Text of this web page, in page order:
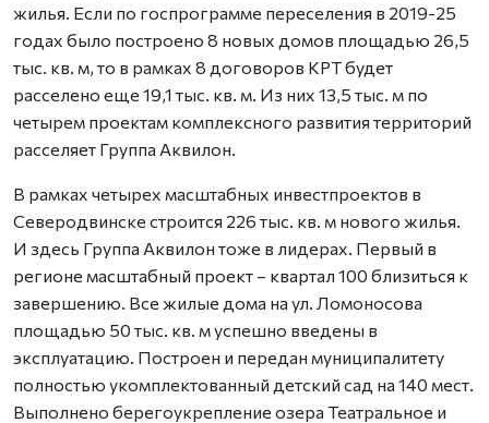
жилья. Если по госпрограмме переселения в 2019-25
годах было построено 8 новых домов площадью 26,5
тыс. кв. м, то в рамках 8 договоров КРТ будет
расселено еще 19,1 тыс. кв. м. Из них 13,5 тыс. м по
четырем проектам комплексного развития территорий
расселяет Группа Аквилон.
В рамках четырех масштабных инвестпроектов в
Северодвинске строится 226 тыс. кв. м нового жилья.
И здесь Группа Аквилон тоже в лидерах. Первый в
регионе масштабный проект – квартал 100 близиться к
завершению. Все жилые дома на ул. Ломоносова
площадью 50 тыс. кв. м успешно введены в
эксплуатацию. Построен и передан муниципалитету
полностью укомплектованный детский сад на 140 мест.
Выполнено берегоукрепление озера Театральное и